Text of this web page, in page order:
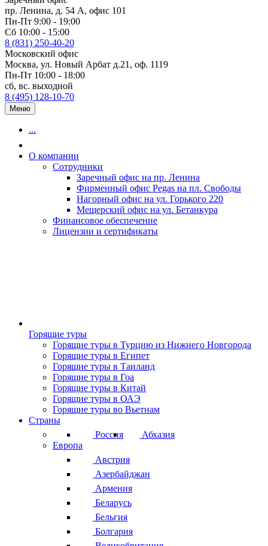
пр. Ленина, д. 54 А, офис 101
Пн-Пт 9:00 - 19:00
Сб 10:00 - 15:00
8 (831) 250-40-20
Московский офис
Москва, ул. Новый Арбат д.21, оф. 1119
Пн-Пт 10:00 - 18:00
сб, вс. выходной
8 (495) 128-10-70
Меню
...
О компании
Сотрудники
Заречный офис на пр. Ленина
Фирменный офис Pegas на пл. Свободы
Нагорный офис на ул. Горького 220
Мещерский офис на ул. Бетанкура
Финансовое обеспечение
Лицензии и сертификаты
Горящие туры
Горящие туры в Турцию из Нижнего Новгорода
Горящие туры в Египет
Горящие туры в Таиланд
Горящие туры в Гоа
Горящие туры в Китай
Горящие туры в ОАЭ
Горящие туры во Вьетнам
Страны
Россия
Абхазия
Европа
Австрия
Азербайджан
Армения
Беларусь
Бельгия
Болгария